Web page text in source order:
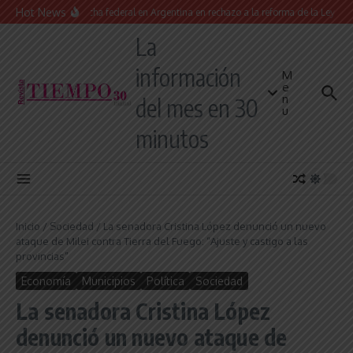
Saltar al contenido
Hot News
Masiva marcha federal en Argentina en rechazo a la reforma de la Ley de
La
información
del mes en 30
minutos
M
e
n
u
Inicio / Sociedad / La senadora Cristina López denunció un nuevo
ataque de Milei contra Tierra del Fuego: “Ajuste y castigo a las
provincias”
Economía Municipios Política Sociedad
La senadora Cristina López
denunció un nuevo ataque de